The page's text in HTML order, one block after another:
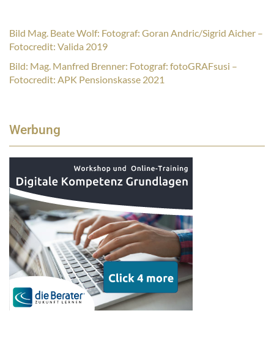
Bild Mag. Beate Wolf: Fotograf: Goran Andric/Sigrid Aicher –
Fotocredit: Valida 2019
Bild: Mag. Manfred Brenner: Fotograf: fotoGRAFsusi –
Fotocredit: APK Pensionskasse 2021
Werbung